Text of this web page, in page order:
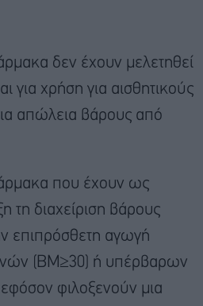
δεν έχουν μελετηθεί
για χρήση για αισθητικούς
απώλεια βάρους από
που έχουν ως
τη διαχείριση βάρους
επιπρόσθετη αγωγή
(ΒΜ≥30) ή υπέρβαρων
φιλοξενούν μια